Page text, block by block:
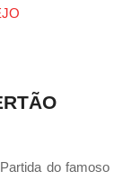
do famoso